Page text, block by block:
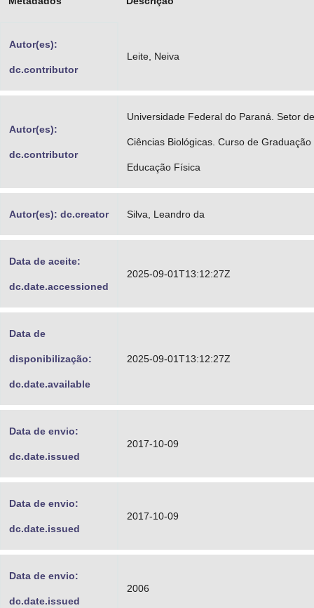
Banco Central do Brasil
Planalto
Autor(es):
dc.contributor
Leite, Neiva
Autor(es):
dc.contributor
Universidade Federal do Paraná. Setor de
Ciências Biológicas. Curso de Graduação
Educação Física
Autor(es): dc.creator Silva, Leandro da
Data de aceite:
dc.date.accessioned
2025-09-01T13:12:27Z
Data de
disponibilização:
dc.date.available
2025-09-01T13:12:27Z
Data de envio:
dc.date.issued
2017-10-09
Data de envio:
dc.date.issued
2017-10-09
Data de envio:
dc.date.issued
2006